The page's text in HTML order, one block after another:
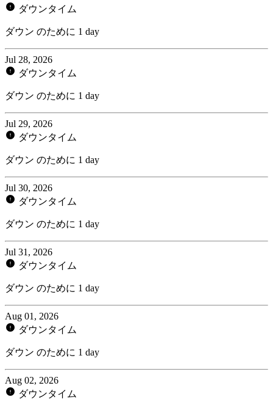
ダウンタイム
ダウン のために 1 day
Jul 28, 2026
ダウンタイム
ダウン のために 1 day
Jul 29, 2026
ダウンタイム
ダウン のために 1 day
Jul 30, 2026
ダウンタイム
ダウン のために 1 day
Jul 31, 2026
ダウンタイム
ダウン のために 1 day
Aug 01, 2026
ダウンタイム
ダウン のために 1 day
Aug 02, 2026
ダウンタイム